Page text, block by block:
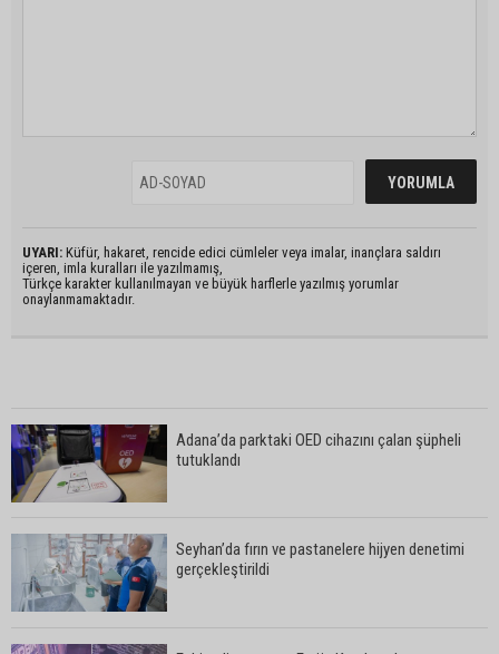
UYARI: Küfür, hakaret, rencide edici cümleler veya imalar, inançlara saldırı
içeren, imla kuralları ile yazılmamış,
Türkçe karakter kullanılmayan ve büyük harflerle yazılmış yorumlar
onaylanmamaktadır.
Adana’da parktaki OED cihazını çalan şüpheli
tutuklandı
Seyhan’da fırın ve pastanelere hijyen denetimi
gerçekleştirildi